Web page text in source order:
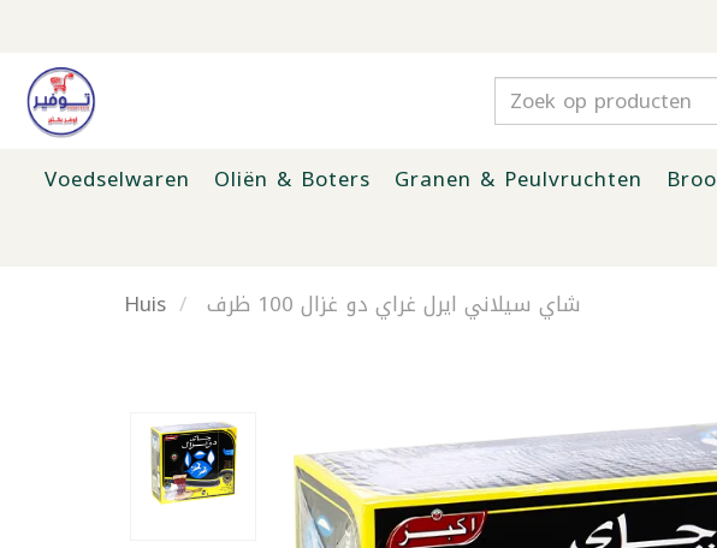
Voedselwaren Oliën & Boters Granen & Peulvruchten
Huis
شاي سيلاني ايرل غراي دو غزال 100 ظرف